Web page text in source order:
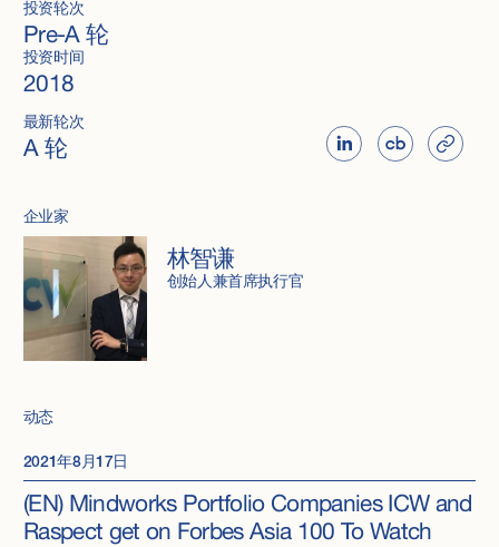
投资轮次
Pre-A 轮
投资时间
2018
最新轮次
A 轮
企业家
林智谦
创始人兼首席执行官
动态
2021年8月17日
(EN) Mindworks Portfolio Companies ICW and
Raspect get on Forbes Asia 100 To Watch